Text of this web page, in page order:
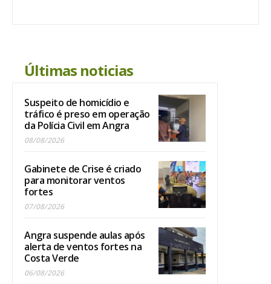
Últimas noticias
Suspeito de homicídio e
tráfico é preso em operação
da Polícia Civil em Angra
08/08/2026
Gabinete de Crise é criado
para monitorar ventos
fortes
07/08/2026
Angra suspende aulas após
alerta de ventos fortes na
Costa Verde
06/08/2026